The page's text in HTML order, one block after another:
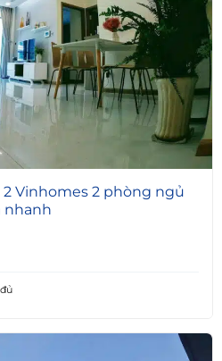
Vinhomes 2 phòng ngủ
nhanh